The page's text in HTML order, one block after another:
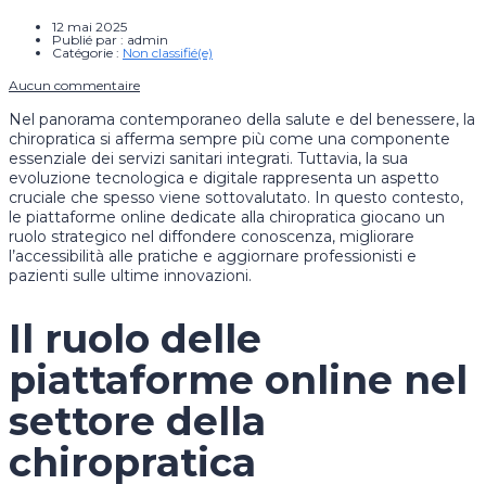
12 mai 2025
Publié par : admin
Catégorie : Non classifié(e)
Aucun commentaire
Nel panorama contemporaneo della salute e del benessere, la
chiropratica si afferma sempre più come una componente
essenziale dei servizi sanitari integrati. Tuttavia, la sua
evoluzione tecnologica e digitale rappresenta un aspetto
cruciale che spesso viene sottovalutato. In questo contesto,
le piattaforme online dedicate alla chiropratica giocano un
ruolo strategico nel diffondere conoscenza, migliorare
l’accessibilità alle pratiche e aggiornare professionisti e
pazienti sulle ultime innovazioni.
Il ruolo delle
piattaforme online nel
settore della
chiropratica